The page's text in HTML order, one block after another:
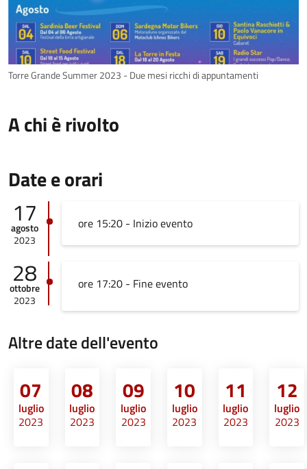
Torre Grande Summer 2023 - Due mesi ricchi di appuntamenti
A chi è rivolto
Date e orari
17
agosto
2023
ore 15:20 - Inizio evento
28
ottobre
2023
ore 17:20 - Fine evento
Altre date dell'evento
07
luglio
2023
08
luglio
2023
09
luglio
2023
10
luglio
2023
11
luglio
2023
12
luglio
2023